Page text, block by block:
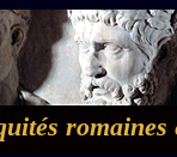
romaines